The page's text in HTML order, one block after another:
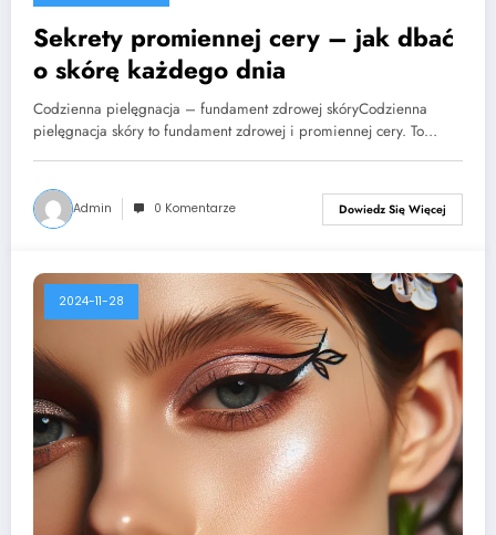
Sekrety promiennej cery – jak dbać
o skórę każdego dnia
Codzienna pielęgnacja – fundament zdrowej skóryCodzienna
pielęgnacja skóry to fundament zdrowej i promiennej cery. To…
Admin 0 Komentarze Dowiedz Się Więcej
2024-11-28